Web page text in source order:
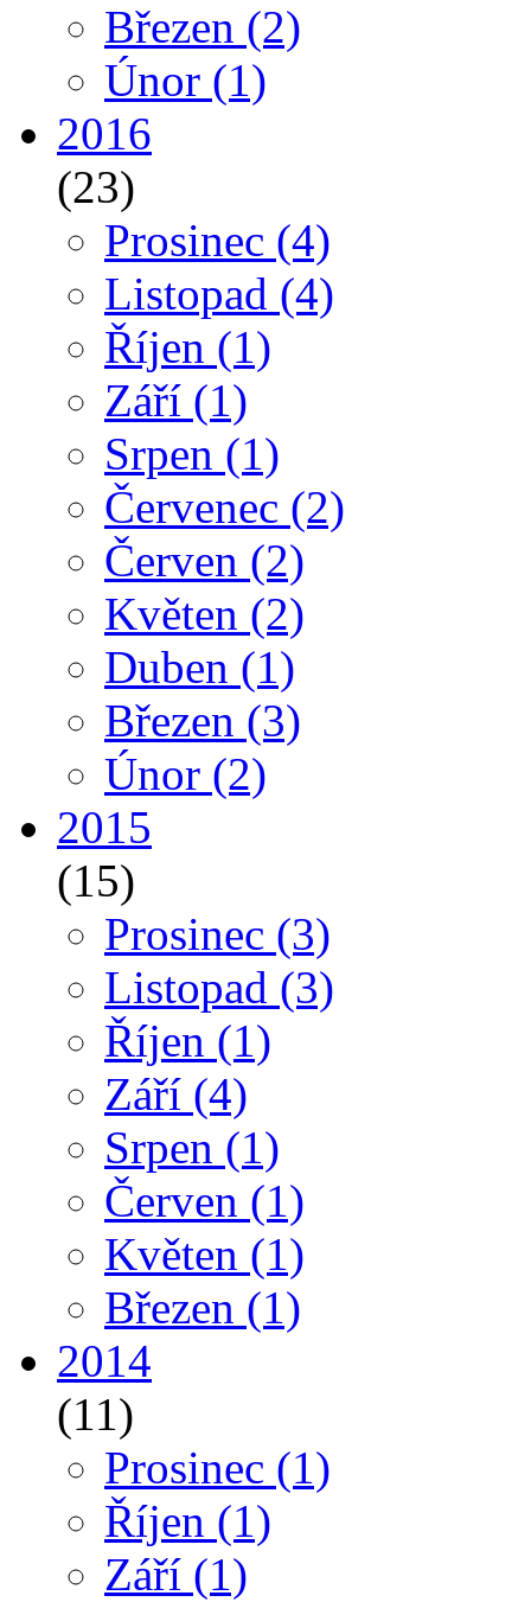
Březen (2)
Únor (1)
2016
(23)
Prosinec (4)
Listopad (4)
Říjen (1)
Září (1)
Srpen (1)
Červenec (2)
Červen (2)
Květen (2)
Duben (1)
Březen (3)
Únor (2)
2015
(15)
Prosinec (3)
Listopad (3)
Říjen (1)
Září (4)
Srpen (1)
Červen (1)
Květen (1)
Březen (1)
2014
(11)
Prosinec (1)
Říjen (1)
Září (1)